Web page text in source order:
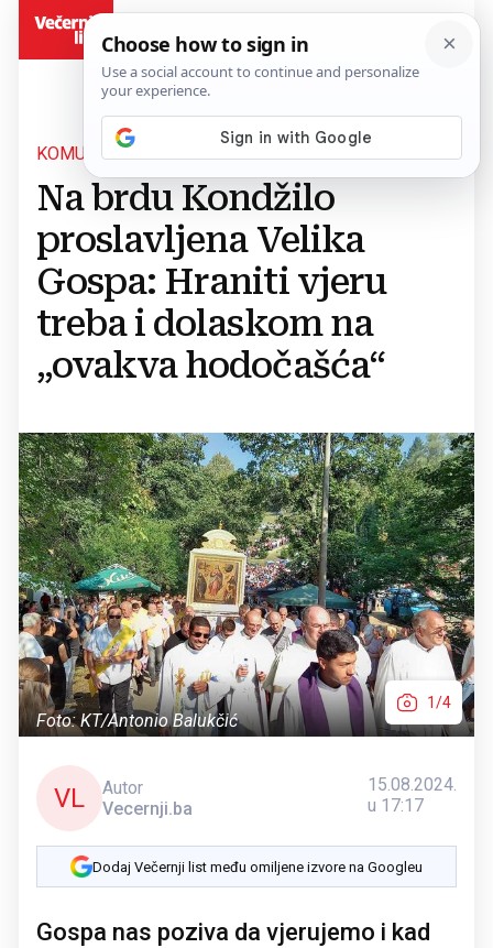
KOMUŠINA KOD TESLIĆA
Na brdu Kondžilo
proslavljena Velika
Gospa: Hraniti vjeru
treba i dolaskom na
„ovakva hodočašća“
Foto: KT/Antonio Balukčić
1/4
VL
Autor
Vecernji.ba
15.08.2024.
u 17:17
Dodaj Večernji list među omiljene izvore na Googleu
Gospa nas poziva da vjerujemo i kad